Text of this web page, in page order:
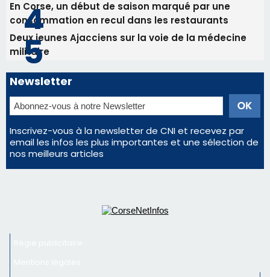
Deux jeunes Ajacciens sur la voie de la médecine
militaire
Newsletter
Inscrivez-vous à la newsletter de CNI et recevez par
email les infos les plus importantes et une sélection de
nos meilleurs articles